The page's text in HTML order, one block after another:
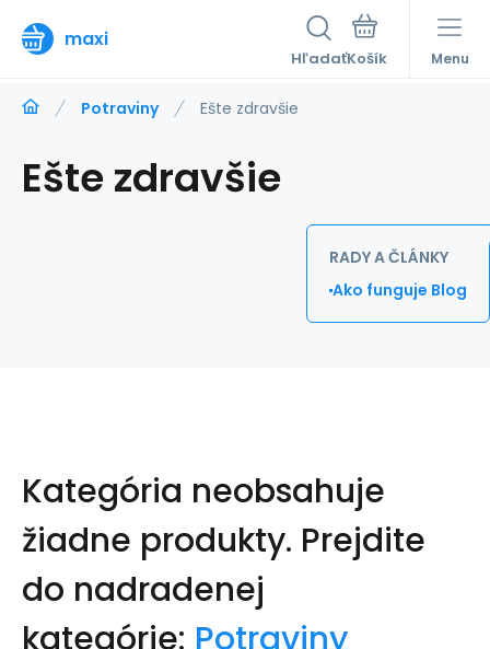
maxi
Hľadať Menu
Potraviny Ešte zdravšie
Ešte zdravšie
RADY A ČLÁNKY
Ako funguje Blog
Kategória neobsahuje
žiadne produkty. Prejdite
do nadradenej
kategórie: Potraviny